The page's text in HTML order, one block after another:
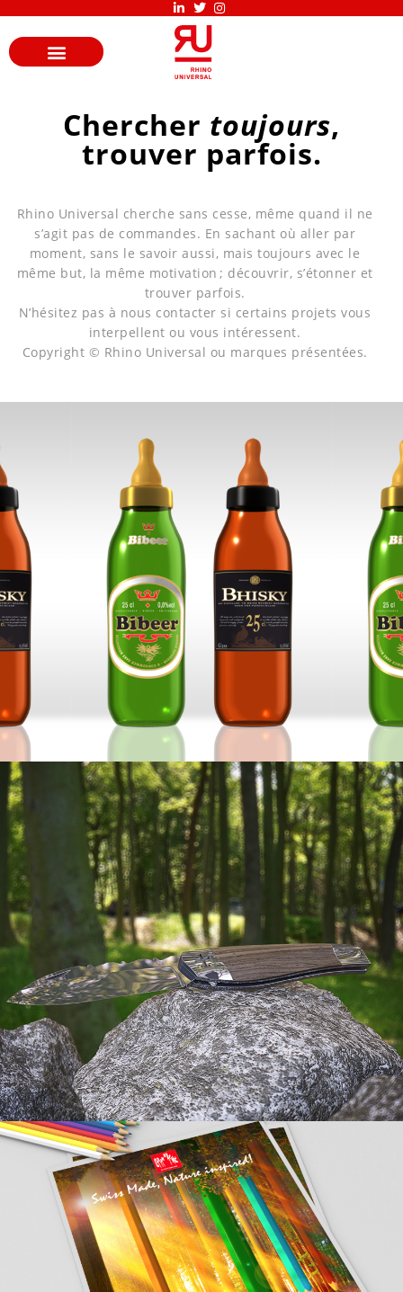
Chercher toujours,
trouver parfois.
Rhino Universal cherche sans cesse, même quand il ne
s’agit pas de commandes. En sachant où aller par
moment, sans le savoir aussi, mais toujours avec le
même but, la même motivation ; découvrir, s’étonner et
trouver parfois.
N’hésitez pas à nous contacter si certains projets vous
interpellent ou vous intéressent.
Copyright © Rhino Universal ou marques présentées.
Biberons
DESIGN PRODUIT
__________
Couteau Templarii
DESIGN PRODUIT
__________
Caran d'Ache